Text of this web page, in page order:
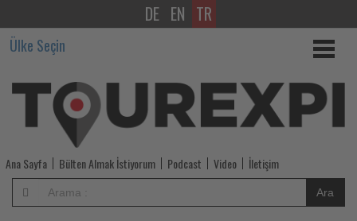
İspanya
mayıs
ayında
uluslararası
ziyaretçilerden
13,5
DE EN TR
Ülke Seçin
Ana Sayfa Bülten Almak İstiyorum Podcast Video İletişim
Ara